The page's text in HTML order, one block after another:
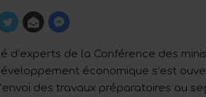
d’experts de la Conférence des
économique s’est
des travaux préparatoires au